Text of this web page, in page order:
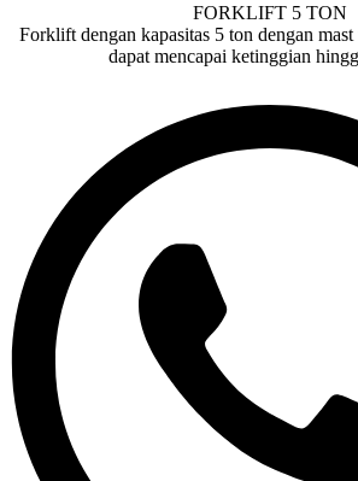
FORKLIFT 5 TON
Forklift dengan kapasitas 5 ton dengan
dapat mencapai ketinggian